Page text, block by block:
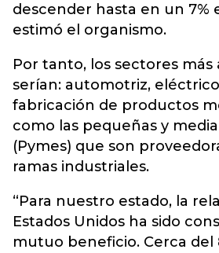
descender hasta en un 7%
estimó el organismo.
Por tanto, los sectores más
serían: automotriz,
fabricación de productos
como las pequeñas y
(Pymes) que son
ramas industriales.
“Para nuestro estado, la
Estados Unidos ha sido
mutuo beneficio. Cerca del